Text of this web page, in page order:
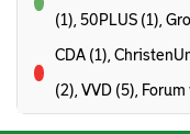
voor(1), 50PLUS (1),
tegen
CDA (1),
(2), VVD (5),